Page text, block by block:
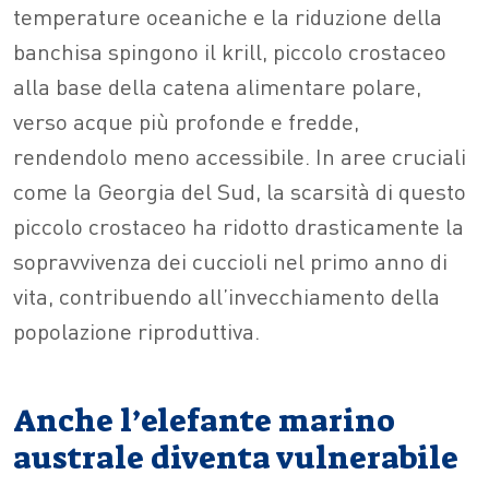
temperature oceaniche e la riduzione della
banchisa spingono il krill, piccolo crostaceo
alla base della catena alimentare polare,
verso acque più profonde e fredde,
rendendolo meno accessibile. In aree cruciali
come la Georgia del Sud, la scarsità di questo
piccolo crostaceo ha ridotto drasticamente la
sopravvivenza dei cuccioli nel primo anno di
vita, contribuendo all’invecchiamento della
popolazione riproduttiva.
Anche l’elefante marino
australe diventa vulnerabile